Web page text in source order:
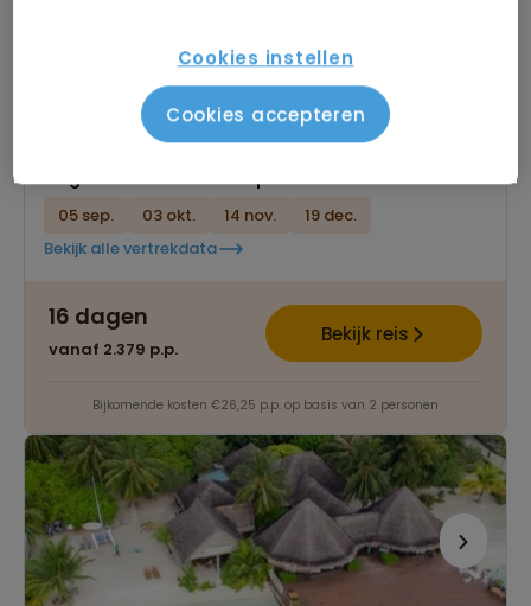
Beleef de mooiste hoogtepunten van Sri Lanka
Veel tijd in het culturele hart van Sri Lanka
Afwisseling in steden, natuurreservaten en strand
Gegarandeerd vertrek op:
05 sep. 03 okt. 14 nov.
19 dec.
Bekijk alle vertrekdata
16 dagen
vanaf 2.379 p.p.
Bekijk reis
Bijkomende kosten €26,25 p.p. op basis van 2 personen
Cookies instellen
Cookies accepteren